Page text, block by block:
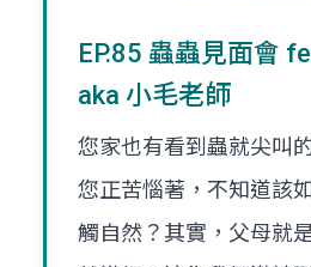
EP.85 蟲蟲見面會
aka 小毛老師
您家也有看到蟲就尖叫
您正苦惱著，不知道該
觸自然？其實，父母就